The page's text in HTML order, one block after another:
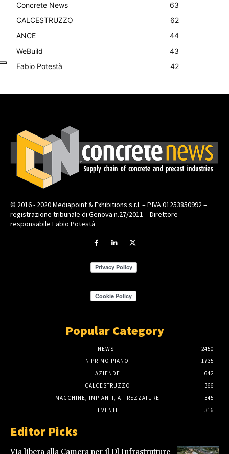
Concrete News
63
CALCESTRUZZO
62
ANCE
44
WeBuild
43
Fabio Potestà
42
© 2016 - 2020 Mediapoint & Exhibitions s.r.l. – P.IVA 01253850992 –
registrazione tribunale di Genova n.27/2011 – Direttore
responsabile Fabio Potestà
Popular Category
NEWS
2450
IN PRIMO PIANO
1735
AZIENDE
642
CALCESTRUZZO
366
MACCHINE, IMPIANTI, ATTREZZATURE
345
EVENTI
316
Editor Picks